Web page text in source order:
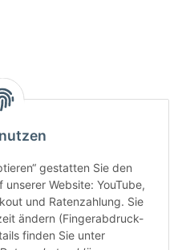
gestatten Sie den
Website: YouTube,
und Ratenzahlung. Sie
ändern (Fingerabdruck-
finden Sie unter